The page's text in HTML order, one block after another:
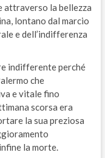
attraverso la bellezza
lontano dal marcio
e dell’indifferenza
indifferente perché
che
e vitale fino
scorsa era
la sua preziosa
la morte.